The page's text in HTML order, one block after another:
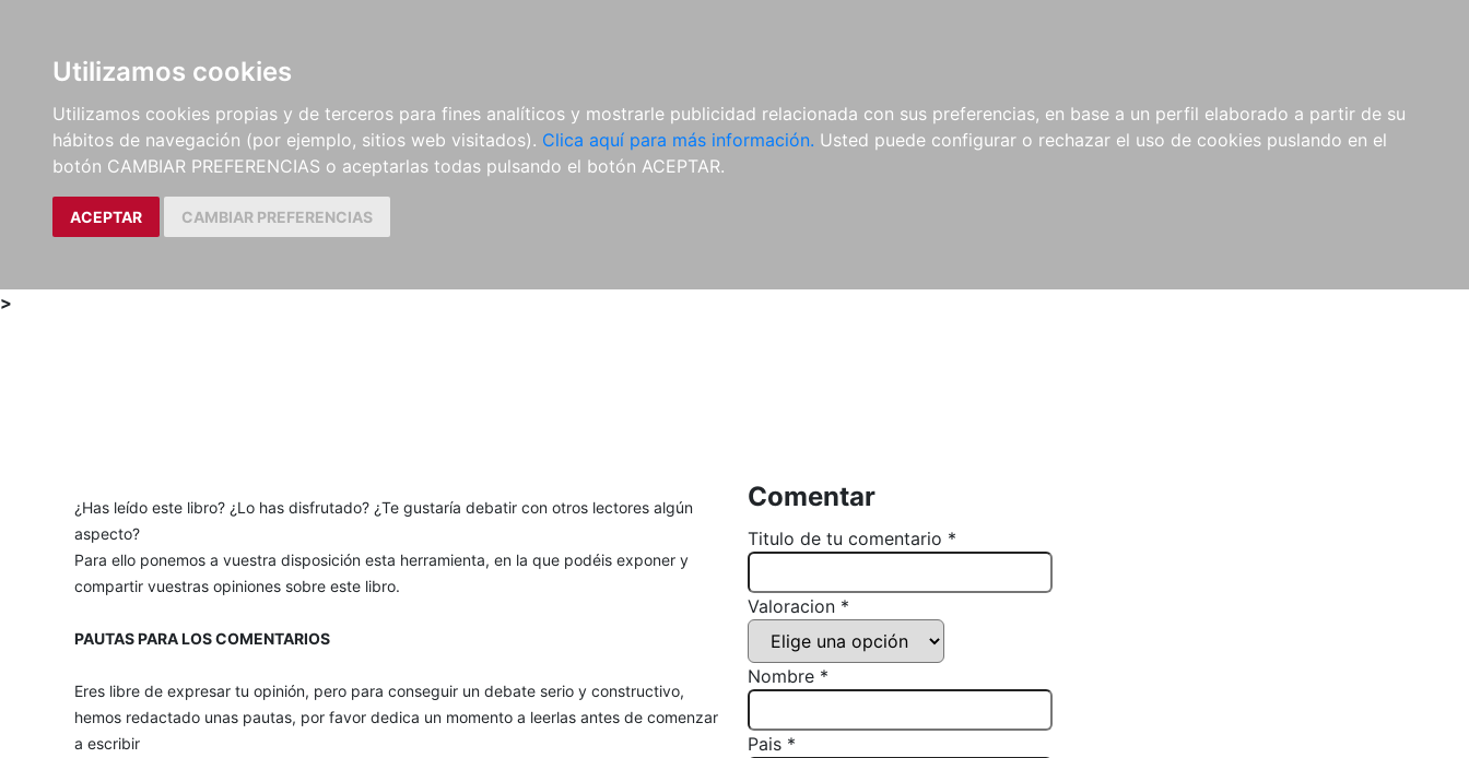
Utilizamos cookies
Utilizamos cookies propias y de terceros para fines analíticos y mostrarle publicidad relacionada con sus preferencias, en base a un perfil elaborado a partir de su
hábitos de navegación (por ejemplo, sitios web visitados). Clica aquí para más información. Usted puede configurar o rechazar el uso de cookies puslando en el
botón CAMBIAR PREFERENCIAS o aceptarlas todas pulsando el botón ACEPTAR.
ACEPTAR CAMBIAR PREFERENCIAS
LIBROS
MÉTODOS Y
EJERCICIOS
PARTITURAS Y EDICIONES
CRÍTICAS
REVISTAS
CDS Y
DVDS
MATERIAL
COMPLEMENTARIO
NOVEDADES NOTICIAS
COMPRAS
INSTITUCIONALES
>
¿Has leído este libro? ¿Lo has disfrutado? ¿Te gustaría debatir con otros lectores algún
aspecto?
Para ello ponemos a vuestra disposición esta herramienta, en la que podéis exponer y
compartir vuestras opiniones sobre este libro.
PAUTAS PARA LOS COMENTARIOS
Eres libre de expresar tu opinión, pero para conseguir un debate serio y constructivo,
hemos redactado unas pautas, por favor dedica un momento a leerlas antes de comenzar
a escribir
Comentar
Titulo de tu comentario *
Valoracion *
Nombre *
Pais *